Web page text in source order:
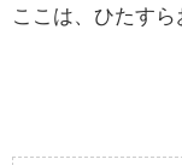
ここは、ひたす